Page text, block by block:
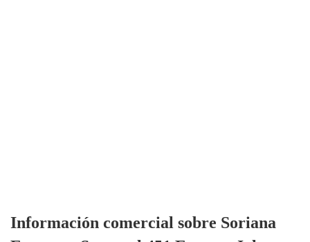
Información comercial sobre Soriana